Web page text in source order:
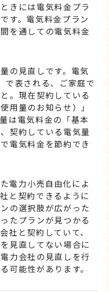
きには電気料金プラ
す。電気料金プラン
を通しての電気料金
の見直しです。電気
で表される、ご家庭で
。現在契約している
用量のお知らせ）」
は電気料金の「基本
契約している電気量
電気料金を節約でき
電力小売自由化によ
と契約できるように
の選択肢が広がった
たプランが見つかる
社と契約していて、
見直してない場合に
力会社の見直しを行
可能性があります。